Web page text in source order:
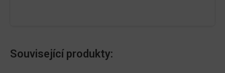
Související produkty: